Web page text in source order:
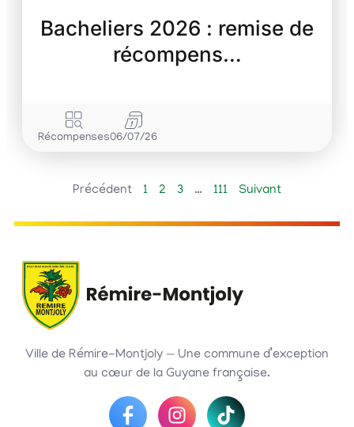
Bacheliers 2026 : remise de
récompens…
Récompenses06/07/26
Précédent 1 2 3 … 111 Suivant
Ville de Rémire-Montjoly — Une commune d’exception
au cœur de la Guyane française.